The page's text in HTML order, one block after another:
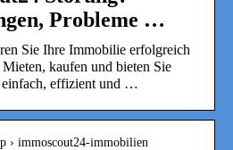
Probleme …
Sie Ihre Immobilie erfolgreich
kaufen und bieten Sie
einfach, effizient und …
› immoscout24-immobilien